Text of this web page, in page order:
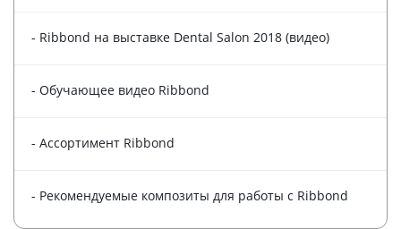
- Ribbond на выставке Dental Salon 2018 (видео)
- Обучающее видео Ribbond
- Ассортимент Ribbond
- Рекомендуемые композиты для работы с Ribbond